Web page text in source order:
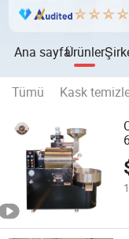
Ana sayfaÜrünler
Tümü Kask